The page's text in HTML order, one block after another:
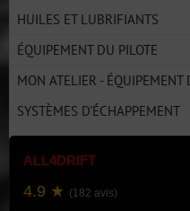
HUILES ET LUBRIFIANTS
ÉQUIPEMENT DU PILOTE
MON ATELIER - ÉQUIPEMENT
SYSTÈMES D'ÉCHAPPEMENT
ALL4DRIFT
4.9 ★ (182 avis)